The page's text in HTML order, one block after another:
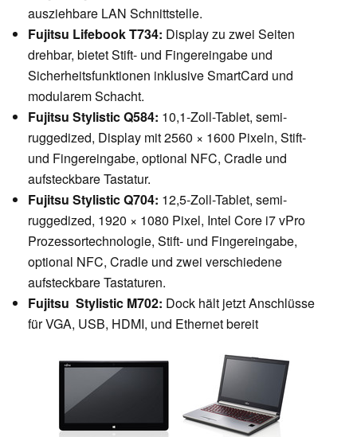
ausziehbare LAN Schnittstelle.
Fujitsu Lifebook T734: Display zu zwei Seiten
drehbar, bietet Stift- und Fingereingabe und
Sicherheitsfunktionen inklusive SmartCard und
modularem Schacht.
Fujitsu Stylistic Q584: 10,1-Zoll-Tablet, semi-
ruggedized, Display mit 2560 × 1600 Pixeln, Stift-
und Fingereingabe, optional NFC, Cradle und
aufsteckbare Tastatur.
Fujitsu Stylistic Q704: 12,5-Zoll-Tablet, semi-
ruggedized, 1920 × 1080 Pixel, Intel Core i7 vPro
Prozessortechnologie, Stift- und Fingereingabe,
optional NFC, Cradle und zwei verschiedene
aufsteckbare Tastaturen.
Fujitsu Stylistic M702: Dock hält jetzt Anschlüsse
für VGA, USB, HDMI, und Ethernet bereit